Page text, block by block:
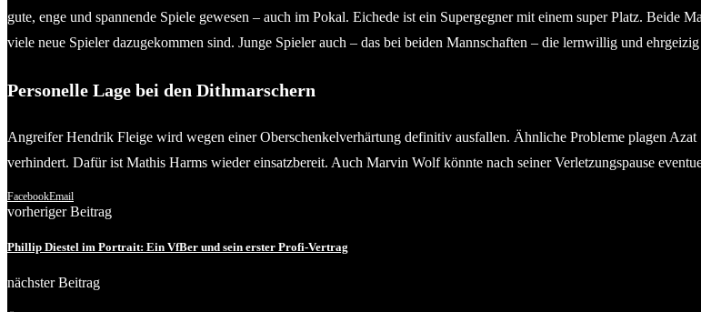
gute, enge und spannende Spiele gewesen – auch im Pokal. Eichede ist ein Supergegner mit einem super Platz. Beide
viele neue Spieler dazugekommen sind. Junge Spieler auch – das bei beiden Mannschaften – die lernwillig und
Personelle Lage bei den Dithmarschern
Angreifer Hendrik Fleige wird wegen einer Oberschenkelverhärtung definitiv ausfallen. Ähnliche Probleme plagen
verhindert. Dafür ist Mathis Harms wieder einsatzbereit. Auch Marvin Wolf könnte nach seiner Verletzungspause
FacebookEmail
vorheriger Beitrag
Phillip Diestel im Portrait: Ein VfBer und sein erster Profi-Vertrag
nächster Beitrag